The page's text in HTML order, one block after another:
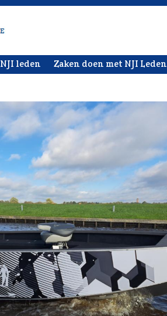
NJI leden Zaken doen met NJI Leden